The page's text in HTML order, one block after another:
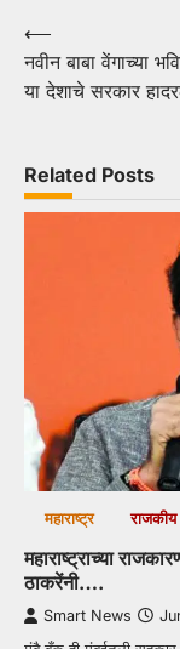
Post
navigation
⟵
नवीन बाबा वेंगाच्या
या देशाचे सरकार
Related Posts
महाराष्ट्र राजकीय
महाराष्ट्राच्या
ठाकरेंनी….
Smart News